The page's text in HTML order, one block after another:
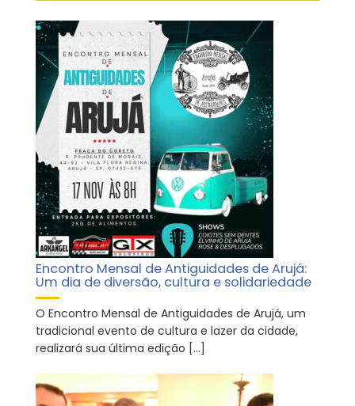
Encontro Mensal de Antiguidades de Arujá:
Um dia de diversão, cultura e solidariedade
O Encontro Mensal de Antiguidades de Arujá, um
tradicional evento de cultura e lazer da cidade,
realizará sua última edição […]